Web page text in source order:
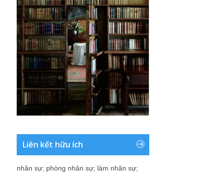
Liên kết hữu ích
nhân sự; phòng nhân sự; làm nhân sự;